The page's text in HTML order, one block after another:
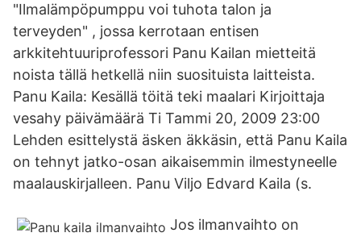
"Ilmalämpöpumppu voi tuhota talon ja
terveyden" , jossa kerrotaan entisen
arkkitehtuuriprofessori Panu Kailan mietteitä
noista tällä hetkellä niin suosituista laitteista.
Panu Kaila: Kesällä töitä teki maalari Kirjoittaja
vesahy päivämäärä Ti Tammi 20, 2009 23:00
Lehden esittelystä äsken äkkäsin, että Panu Kaila
on tehnyt jatko-osan aikaisemmin ilmestyneelle
maalauskirjalleen. Panu Viljo Edvard Kaila (s.
Jos ilmanvaihto on